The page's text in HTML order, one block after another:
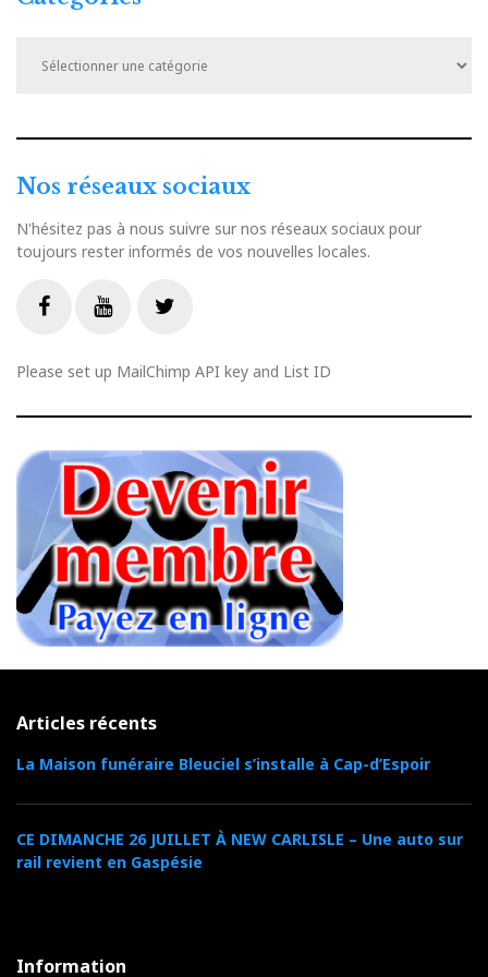
Nos réseaux sociaux
N'hésitez pas à nous suivre sur nos réseaux sociaux pour
toujours rester informés de vos nouvelles locales.
Please set up MailChimp API key and List ID
Articles récents
La Maison funéraire Bleuciel s’installe à Cap-d’Espoir
CE DIMANCHE 26 JUILLET À NEW CARLISLE – Une auto sur
rail revient en Gaspésie
Information